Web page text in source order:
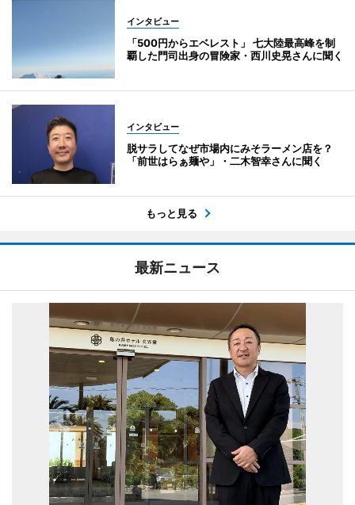
インタビュー
「500円からエベレスト」 七大陸最高峰を制
覇した門司出身の冒険家・西川史晃さんに聞く
インタビュー
脱サラしてなぜ市場内にみそラーメン店を？
「前世はらぁ麺や」・二木智幸さんに聞く
もっと見る
最新ニュース